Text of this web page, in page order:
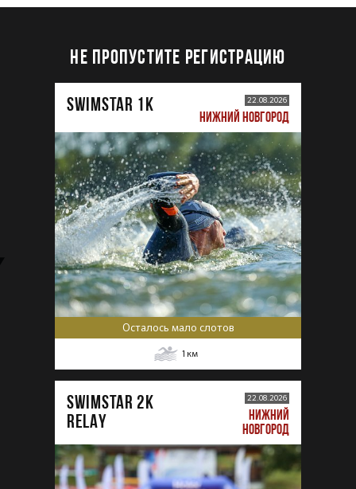
НЕ ПРОПУСТИТЕ РЕГИСТРАЦИЮ
SWIMSTAR 1K 22.08.2026
НИЖНИЙ НОВГОРОД
Осталось мало слотов
1 км
SWIMSTAR 2K
RELAY
22.08.2026
НИЖНИЙ
НОВГОРОД